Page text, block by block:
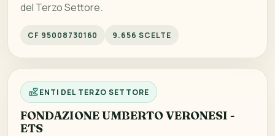
del Terzo Settore.
CF 95008730160 9.656 SCELTE
ENTI DEL TERZO SETTORE
FONDAZIONE UMBERTO VERONESI -
ETS